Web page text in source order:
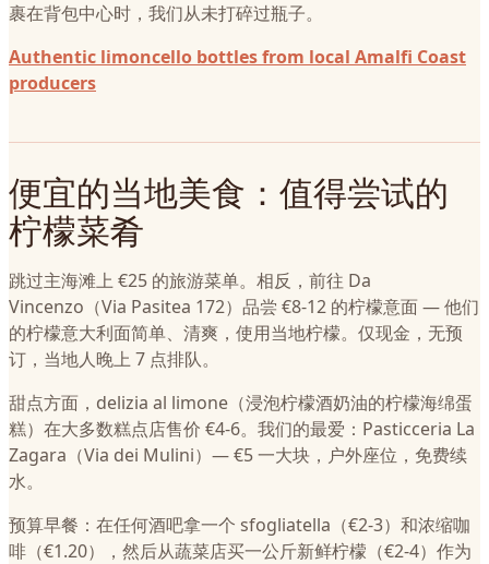
裹在背包中心时，我们从未打碎过瓶子。
Authentic limoncello bottles from local Amalfi Coast
producers
便宜的当地美食：值得尝试的
柠檬菜肴
跳过主海滩上 €25 的旅游菜单。相反，前往 Da
Vincenzo（Via Pasitea 172）品尝 €8-12 的柠檬意面 — 他们
的柠檬意大利面简单、清爽，使用当地柠檬。仅现金，无预
订，当地人晚上 7 点排队。
甜点方面，delizia al limone（浸泡柠檬酒奶油的柠檬海绵蛋
糕）在大多数糕点店售价 €4-6。我们的最爱：Pasticceria La
Zagara（Via dei Mulini）— €5 一大块，户外座位，免费续
水。
预算早餐：在任何酒吧拿一个 sfogliatella（€2-3）和浓缩咖
啡（€1.20），然后从蔬菜店买一公斤新鲜柠檬（€2-4）作为